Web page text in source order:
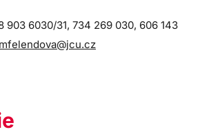
903 6030/31, 734 269 030, 606 143
mfelendova@jcu.cz